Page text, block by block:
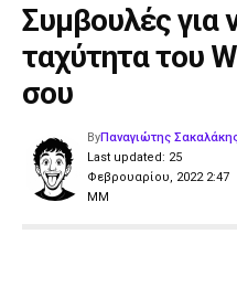
Συμβουλές για
ταχύτητα του
σου
Last updated: 25
Φεβρουαρίου, 2022 2:47
ΜΜ
ByΠαναγιώτης